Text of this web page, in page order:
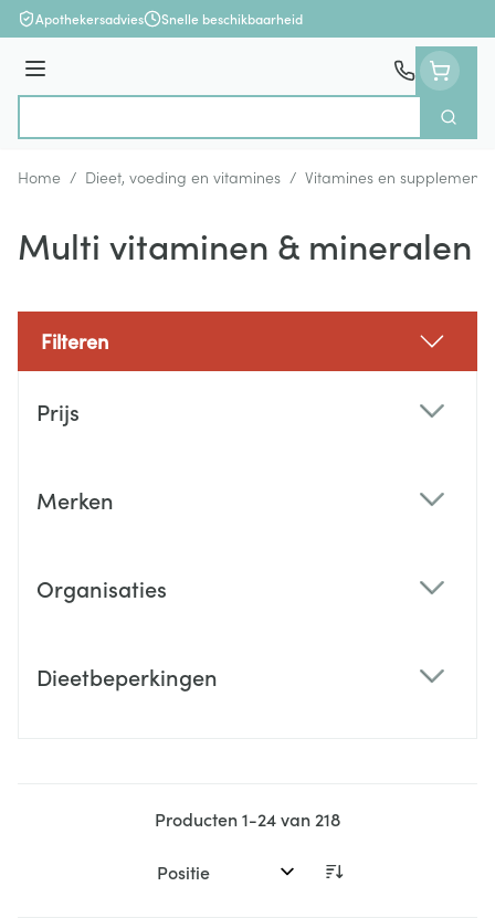
Ga naar de inhoud
Apothekersadvies Snelle beschikbaarheid
Menu
Zoek
Home / Dieet, voeding en vitamines / Vitamines en
Multi vitaminen & mineralen
Filteren
Prijs
Merken
Organisaties
Dieetbeperkingen
Producten1-24van 218
Sorteer op: